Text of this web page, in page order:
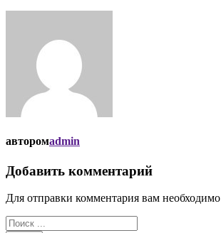
авторомadmin
Добавить комментарий
Для отправки комментария вам необходимо